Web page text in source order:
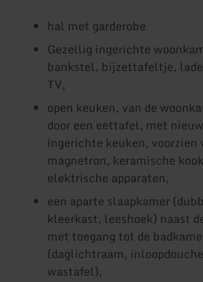
hal met garderobe
Gezellig ingerichte
bankstel, bijzettafeltje,
TV,
open keuken, van de
door een eettafel, met
ingerichte keuken, voorzien
magnetron, keramische
elektrische apparaten,
een aparte slaapkamer
kleerkast, leeshoek) naast
met toegang tot de
(daglichtraam,
wastafel),